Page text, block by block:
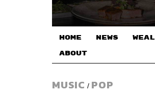
HOME NEWS
ABOUT
MUSIC / POP